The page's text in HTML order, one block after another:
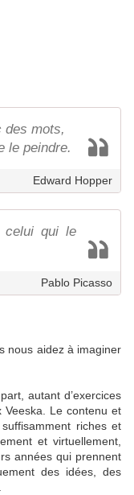
des mots,
le peindre.
Edward Hopper
celui qui le
Pablo Picasso
nous aidez à imaginer
autant d’exercices
Veeska. Le contenu et
riches et
et virtuellement,
années qui prennent
des idées, des